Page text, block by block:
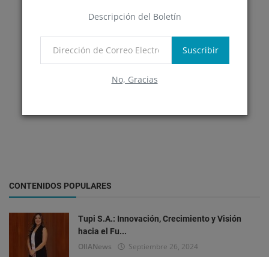
Descripción del Boletín
Suscribir
No, Gracias
CONTENIDOS POPULARES
Tupi S.A.: Innovación, Crecimiento y Visión
hacia el Fu...
OlIANews Septiembre 26, 2024